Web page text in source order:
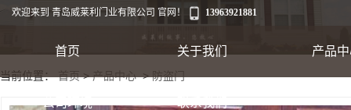
欢迎来到 青岛威莱利门业有限公司 官网！ 13963921881
首页 关于我们 产品
公司环境 联系我们
当前位置：首页>产品中心>防盗门